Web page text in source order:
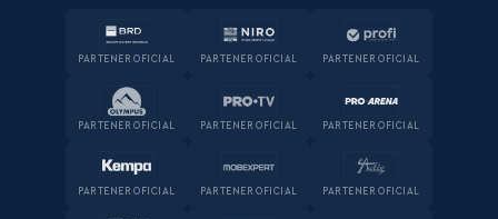
PARTENER OFICIAL PARTENER OFICIAL PARTENER OFICIAL
PARTENER OFICIAL PARTENER OFICIAL PARTENER OFICIAL
PARTENER OFICIAL PARTENER OFICIAL PARTENER OFICIAL